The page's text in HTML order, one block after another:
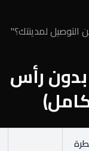
لمدينتك؟"
رأس